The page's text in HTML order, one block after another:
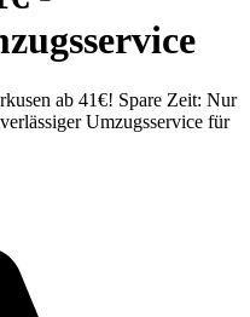
ab 41€! Spare Zeit: Nur
Umzugsservice für